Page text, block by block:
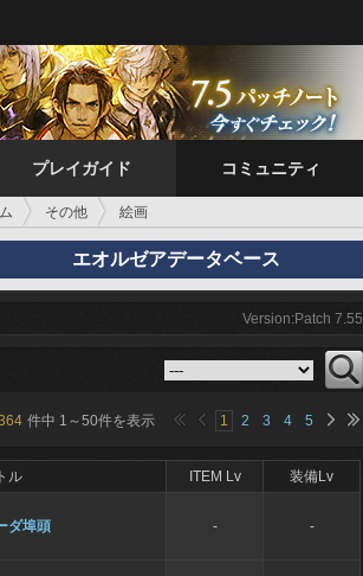
プレイガイド コミュニティ
その他 絵画
エオルゼアデータベース
Version:Patch 7.55
件中 1 ～50件を表示 1 2 3 4 5
ル ITEM Lv 装備Lv
ダ埠頭 - -